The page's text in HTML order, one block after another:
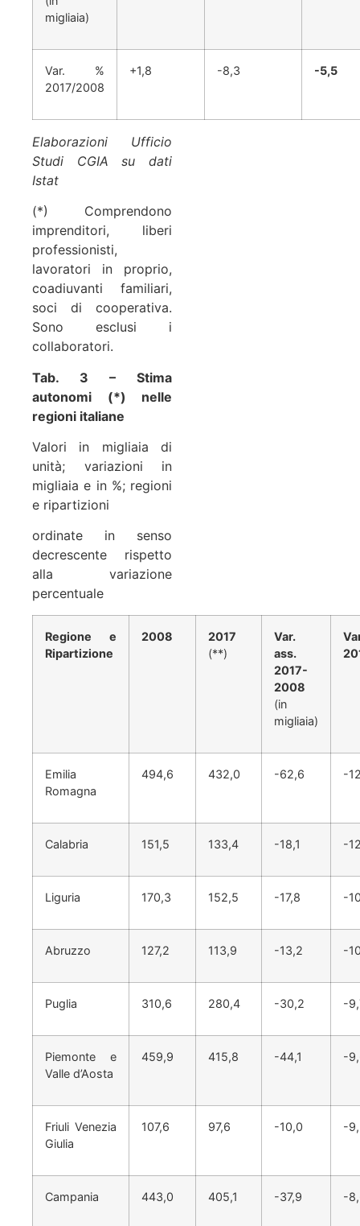
migliaia)
Var. %
2017/2008
+1,8 -8,3 -5,5
Elaborazioni Ufficio
Studi CGIA su dati
Istat
(*) Comprendono
imprenditori, liberi
professionisti,
lavoratori in proprio,
coadiuvanti familiari,
soci di cooperativa.
Sono esclusi i
collaboratori.
Tab. 3 – Stima
autonomi (*) nelle
regioni italiane
Valori in migliaia di
unità; variazioni in
migliaia e in %; regioni
e ripartizioni
ordinate in senso
decrescente rispetto
alla variazione
percentuale
Regione e
Ripartizione
2008
2017
(**)
Var.
ass.
2017-
2008
(in
migliaia)
Emilia
Romagna
494,6 432,0 -62,6 -
Calabria 151,5 133,4 -18,1 -
Liguria 170,3 152,5 -17,8 -
Abruzzo 127,2 113,9 -13,2 -
Puglia 310,6 280,4 -30,2 -
Piemonte e
Valle d’Aosta
459,9 415,8 -44,1 -
Friuli Venezia
Giulia
107,6 97,6 -10,0 -
Campania 443,0 405,1 -37,9 -